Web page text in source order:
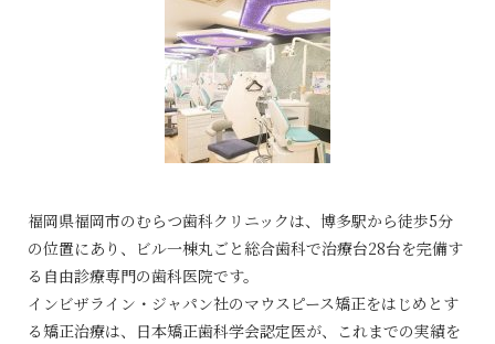
福岡県福岡市のむらつ歯科クリニックは、博多駅から徒歩5分
の位置にあり、ビル一棟丸ごと総合歯科で治療台28台を完備す
る自由診療専門の歯科医院です。
インビザライン・ジャパン社のマウスピース矯正をはじめとす
る矯正治療は、日本矯正歯科学会認定医が、これまでの実績を